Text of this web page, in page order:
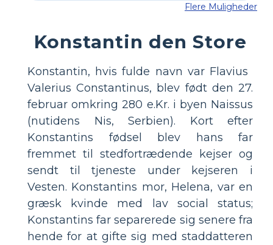
Flere Muligheder
Konstantin den Store
Konstantin, hvis fulde navn var Flavius ​​
Valerius Constantinus, blev født den 27.
februar omkring 280 e.Kr. i byen Naissus
(nutidens Nis, Serbien). Kort efter
Konstantins fødsel blev hans far
fremmet til stedfortrædende kejser og
sendt til tjeneste under kejseren i
Vesten. Konstantins mor, Helena, var en
græsk kvinde med lav social status;
Konstantins far separerede sig senere fra
hende for at gifte sig med staddatteren